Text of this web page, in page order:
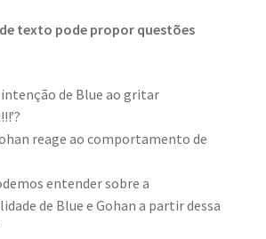
texto pode propor questões
intenção de Blue ao gritar
reage ao comportamento de
entender sobre a
de Blue e Gohan a partir dessa